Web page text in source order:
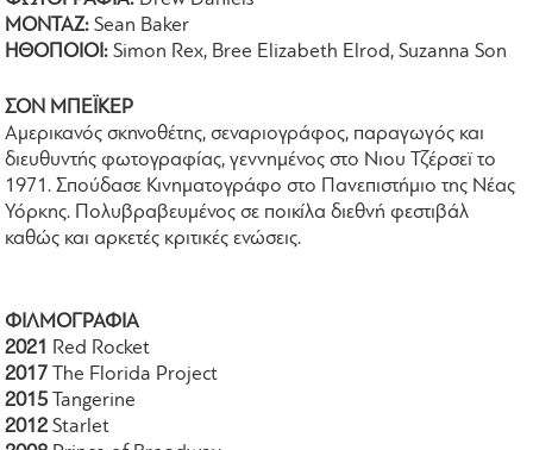
ΜΟΝΤΑΖ:Sean Baker
ΗΘΟΠΟΙΟΙ:Simon Rex, Bree Elizabeth Elrod, Suzanna Son
ΣΟΝ ΜΠΕΪΚΕΡ
Αμερικανός σκηνοθέτης, σεναριογράφος, παραγωγός και
διευθυντής φωτογραφίας, γεννημένος στο Νιου Τζέρσεϊ το
1971. Σπούδασε Κινηματογράφο στο Πανεπιστήμιο της Νέας
Υόρκης. Πολυβραβευμένος σε ποικίλα διεθνή φεστιβάλ
καθώς και αρκετές κριτικές ενώσεις.
ΦΙΛΜΟΓΡΑΦΙΑ
2021
Red Rocket
2017
The Florida Project
2015
Tangerine
2012Starlet